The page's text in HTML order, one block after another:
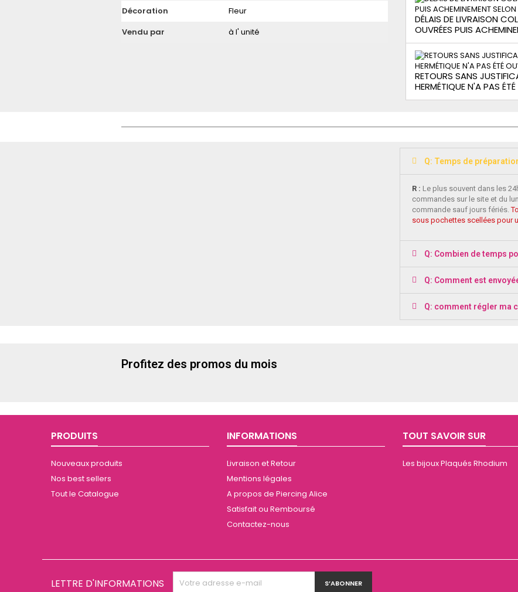
Décoration
Fleur
Vendu par
à l' unité
DÉLAIS DE LIVRAISON
OUVRÉES PUIS
RETOURS SANS
HERMÉTIQUE N'A PAS
Q: Temps de
R : Le plus souvent dans les
commandes sur le site et du
commande sauf jours fériés.
sous pochettes scellées pour
Q: Combien de temps
Q: Comment est
Q: comment régler ma
Profitez des promos du mois
PRODUITS
Nouveaux produits
Nos best sellers
Tout le Catalogue
INFORMATIONS
Livraison et Retour
Mentions légales
A propos de Piercing Alice
Satisfait ou Remboursé
Contactez-nous
TOUT SAVOIR SUR
Les bijoux Plaqués Rhodium
LETTRE D'INFORMATIONS